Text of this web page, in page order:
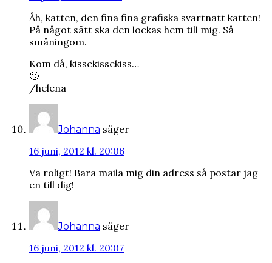
Åh, katten, den fina fina grafiska svartnatt katten!
På något sätt ska den lockas hem till mig. Så
småningom.
Kom då, kissekissekiss…
🙂
/helena
Johanna säger
16 juni, 2012 kl. 20:06
Va roligt! Bara maila mig din adress så postar jag
en till dig!
Johanna säger
16 juni, 2012 kl. 20:07